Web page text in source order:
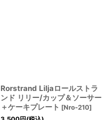
Rorstrand Liljaロールストラ
ンド リリー/カップ＆ソーサー
＋ケーキプレート [Nro-210]